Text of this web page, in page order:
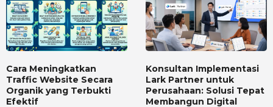
Cara Meningkatkan
Traffic Website Secara
Organik yang Terbukti
Efektif
Konsultan Implementasi
Lark Partner untuk
Perusahaan: Solusi Tepat
Membangun Digital